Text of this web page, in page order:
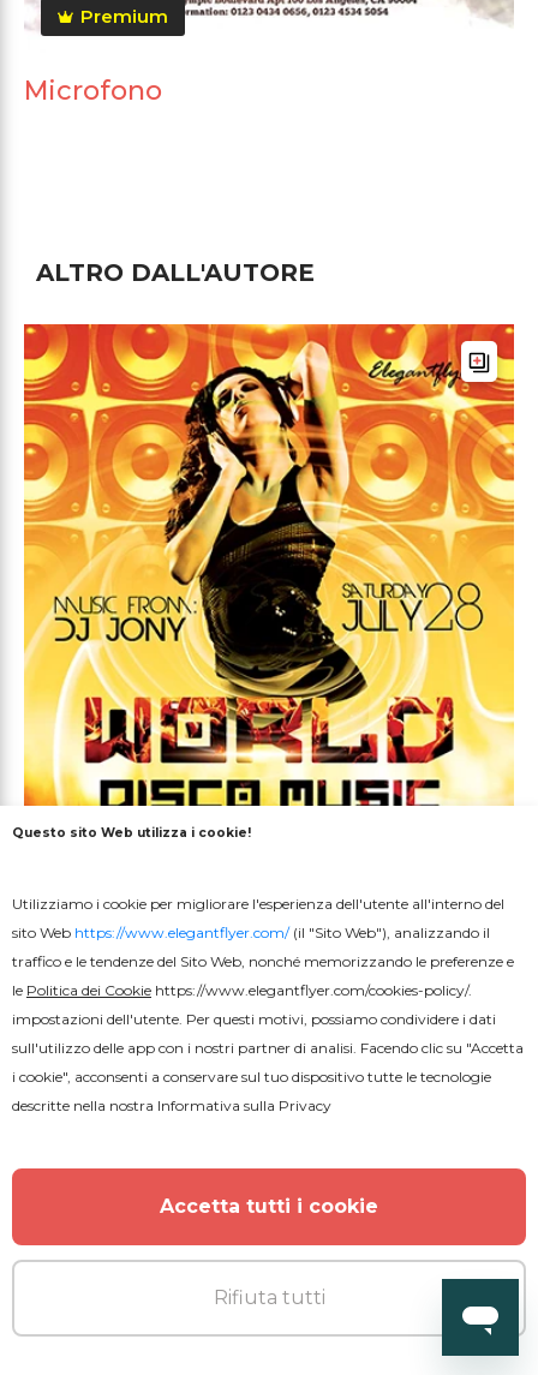
Premium
Microfono
ALTRO DALL'AUTORE
Gratuito
Musica Disco Mondiale
Questo sito Web utilizza i cookie!
Utilizziamo i cookie per migliorare l'esperienza dell'utente all'interno del
sito Web https://www.elegantflyer.com/(il "Sito Web"), analizzando il
traffico e le tendenze del Sito Web, nonché memorizzando le preferenze e
le Politica dei Cookie https://www.elegantflyer.com/cookies-policy/.
impostazioni dell'utente. Per questi motivi, possiamo condividere i dati
sull'utilizzo delle app con i nostri partner di analisi. Facendo clic su "Accetta
i cookie", acconsenti a conservare sul tuo dispositivo tutte le tecnologie
descritte nella nostra Informativa sulla Privacy
Accetta tutti i cookie
Rifiuta tutti